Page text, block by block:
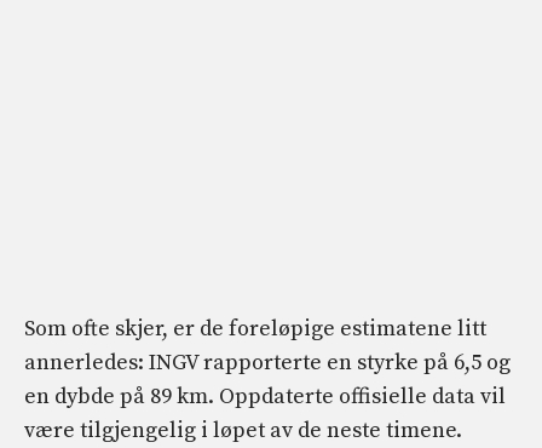
Som ofte skjer, er de foreløpige estimatene litt
annerledes: INGV rapporterte en styrke på 6,5 og
en dybde på 89 km. Oppdaterte offisielle data vil
være tilgjengelig i løpet av de neste timene.